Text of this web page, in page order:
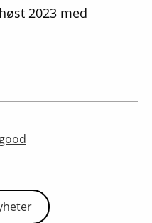
2023 med